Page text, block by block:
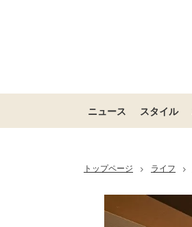
ニュース スタイル
トップページ > ライフ >